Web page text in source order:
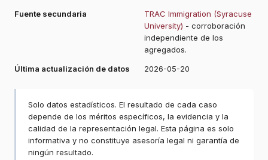
Fuente secundaria
TRAC Immigration (Syracuse
University) - corroboración
independiente de los
agregados.
Última actualización de datos
2026-05-20
Solo datos estadísticos. El resultado de cada caso
depende de los méritos específicos, la evidencia y la
calidad de la representación legal. Esta página es solo
informativa y no constituye asesoría legal ni garantía de
ningún resultado.